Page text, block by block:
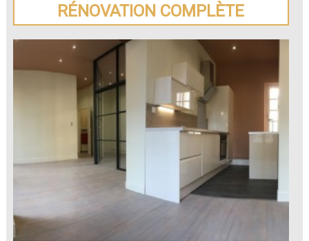
RÉNOVATION COMPLÈTE